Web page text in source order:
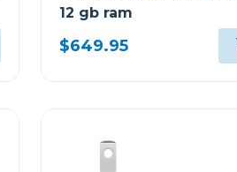
12 gb ram
$649.95